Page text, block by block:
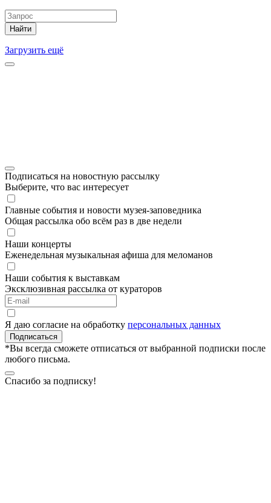
Найти
Загрузить ещё
Подписаться на новостную рассылку
Выберите, что вас интересует
Главные события и новости музея-заповедника
Общая рассылка обо всём раз в две недели
Наши концерты
Еженедельная музыкальная афиша для меломанов
Наши события к выставкам
Эксклюзивная рассылка от кураторов
Я даю согласие на обработку персональных данных
Подписаться
*Вы всегда сможете отписаться от выбранной подписки после
любого письма.
Спасибо за подписку!